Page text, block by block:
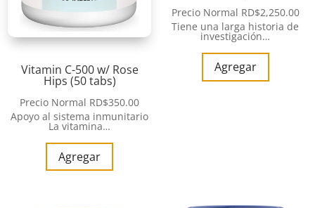
Vitamin C-500 w/ Rose
Hips (50 tabs)
Precio Normal RD$350.00
Apoyo al sistema inmunitario
La vitamina…
Agregar
Precio Normal RD$2,250.00
Tiene una larga historia de
investigación…
Agregar